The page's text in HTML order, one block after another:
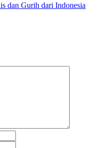
dan Gurih dari Indonesia